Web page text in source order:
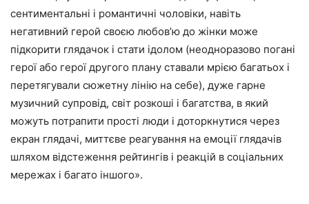
сентиментальні і романтичні чоловіки, навіть
негативний герой своєю любов’ю до жінки може
підкорити глядачок і стати ідолом (неодноразово погані
герої або герої другого плану ставали мрією багатьох і
перетягували сюжетну лінію на себе), дуже гарне
музичний супровід, світ розкоші і багатства, в який
можуть потрапити прості люди і доторкнутися через
екран глядачі, миттєве реагування на емоції глядачів
шляхом відстеження рейтингів і реакцій в соціальних
мережах і багато іншого».